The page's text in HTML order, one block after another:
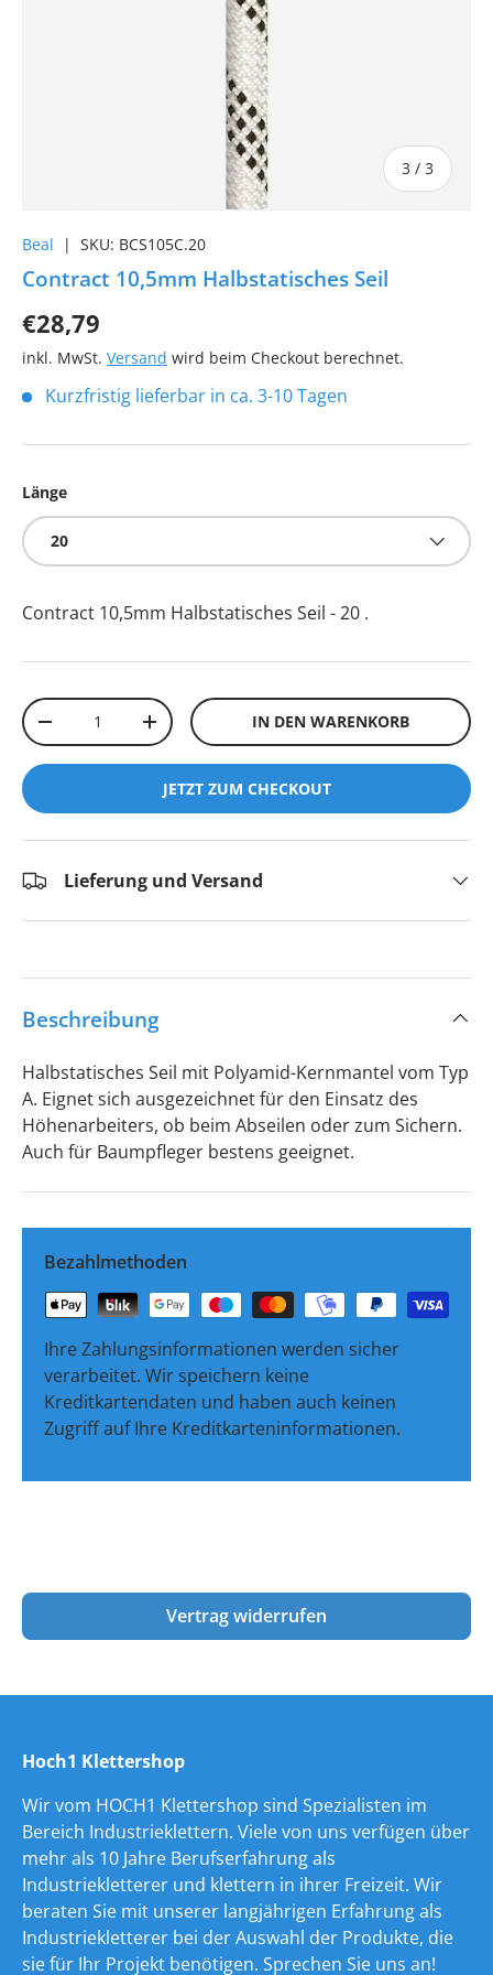
3 / von
3
Beal | SKU: BCS105C.20
Contract 10,5mm Halbstatisches Seil
€28,79
inkl. MwSt. Versand wird beim Checkout berechnet.
Kurzfristig lieferbar in ca. 3-10 Tagen
Länge
20
Contract 10,5mm Halbstatisches Seil - 20 .
Anzahl
-
+ IN DEN WARENKORB
JETZT ZUM CHECKOUT
Lieferung und Versand
Beschreibung
Halbstatisches Seil mit Polyamid-Kernmantel vom Typ
A. Eignet sich ausgezeichnet für den Einsatz des
Höhenarbeiters, ob beim Abseilen oder zum Sichern.
Auch für Baumpfleger bestens geeignet.
Bezahlmethoden
Ihre Zahlungsinformationen werden sicher
verarbeitet. Wir speichern keine
Kreditkartendaten und haben auch keinen
Zugriff auf Ihre Kreditkarteninformationen.
Vertrag widerrufen
Hoch1 Klettershop
Wir vom HOCH1 Klettershop sind Spezialisten im
Bereich Industrieklettern. Viele von uns verfügen über
mehr als 10 Jahre Berufserfahrung als
Industriekletterer und klettern in ihrer Freizeit. Wir
beraten Sie mit unserer langjährigen Erfahrung als
Industriekletterer bei der Auswahl der Produkte, die
sie für Ihr Projekt benötigen. Sprechen Sie uns an!